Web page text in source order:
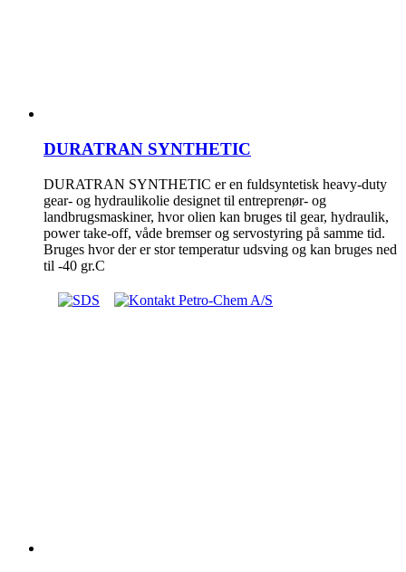
DURATRAN SYNTHETIC
DURATRAN SYNTHETIC er en fuldsyntetisk heavy-duty
gear- og hydraulikolie designet til entreprenør- og
landbrugsmaskiner, hvor olien kan bruges til gear, hydraulik,
power take-off, våde bremser og servostyring på samme tid.
Bruges hvor der er stor temperatur udsving og kan bruges ned
til -40 gr.C